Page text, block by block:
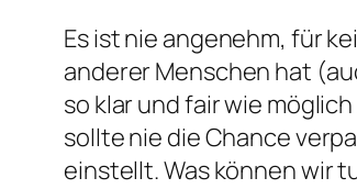
Es ist nie angenehm, für
anderer Menschen hat
so klar und fair wie
sollte nie die Chance
einstellt. Was können wir